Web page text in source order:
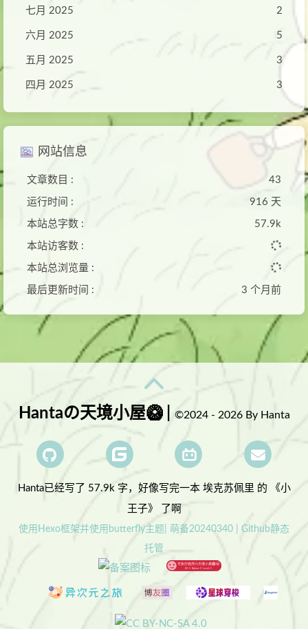
七月 2025 2
六月 2025 5
五月 2025 3
四月 2025 3
网站信息
文章数目 : 43
运行时间 : 916 天
本站总字数 : 57.9k
本站访客数 :
本站总浏览量 :
最后更新时间 : 3 个月前
Hantaの天境小屋🥝 | ©2024 - 2026 By Hanta
Hanta已经写了 57.9k 字， 好像写完一本 埃克苏佩里 的 《小
王子》 了啊
使用Hexo框架并使用butterfly主题| 萌备20240340 | Github静态
托管